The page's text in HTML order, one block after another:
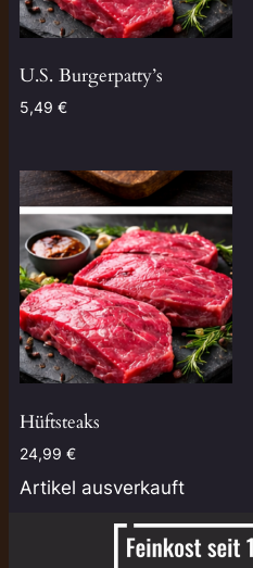
U.S. Burgerpatty’s
5,49 €
Hüftsteaks
24,99 €
Artikel ausverkauft